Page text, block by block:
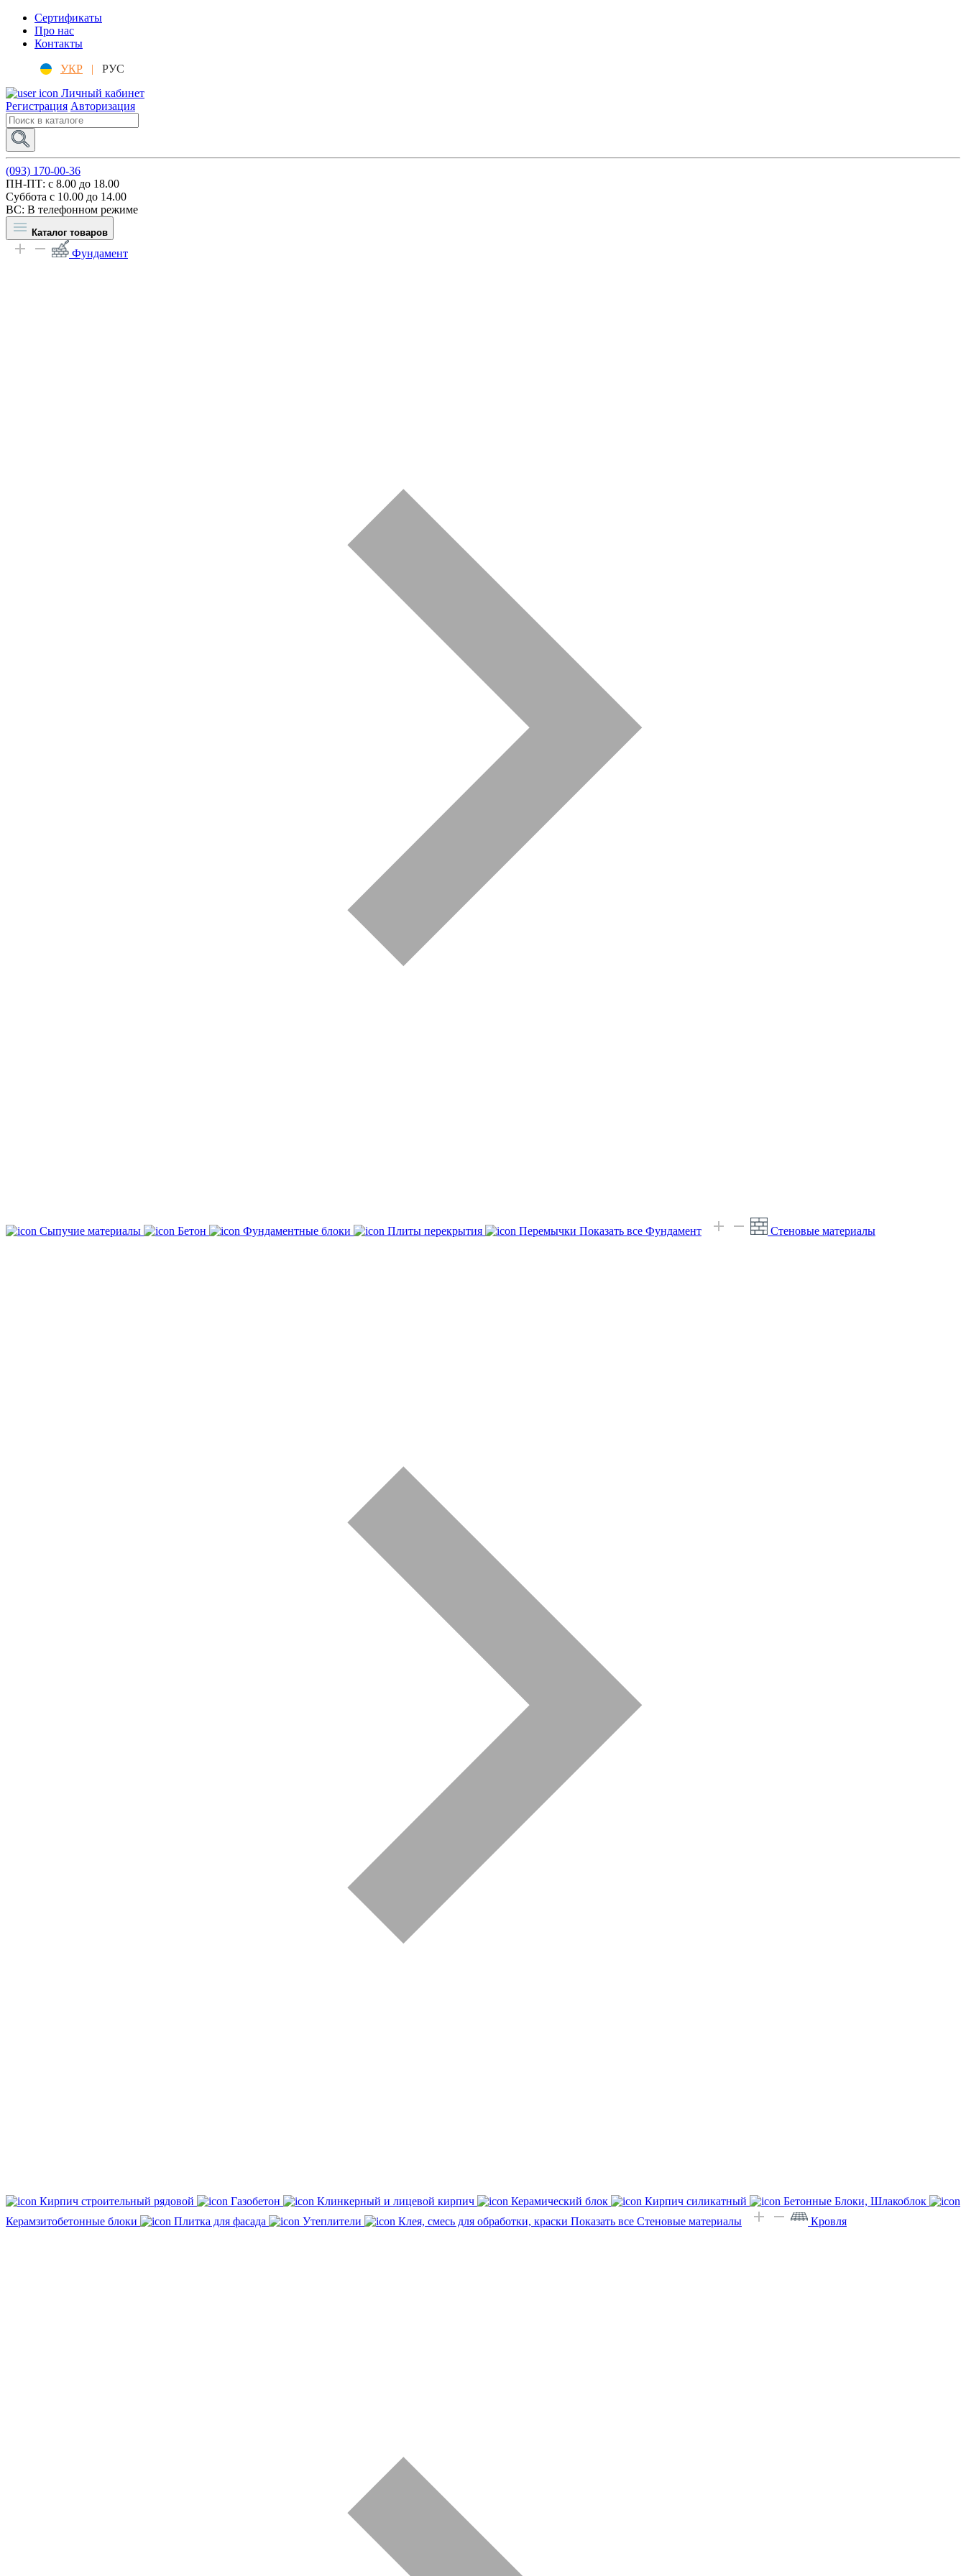
Сертификаты
Про нас
Контакты
УКР |
РУС
Личный кабинет
Регистрация Авторизация
(093) 170-00-36
ПН-ПТ: c 8.00 до 18.00
Суббота с 10.00 до 14.00
ВС: В телефонном режиме
Каталог товаров
Фундамент
Сыпучие материалы Бетон Фундаментные блоки Плиты перекрытия Перемычки Показать все Фундамент Стеновые материалы
Кирпич строительный рядовой Газобетон Клинкерный и лицевой кирпич Керамический блок Кирпич силикатный
Бетонные Блоки, Шлакоблок
Керамзитобетонные блоки
Плитка для фасада Утеплители Клея, смесь для обработки, краски Показать все Стеновые материалы Кровля